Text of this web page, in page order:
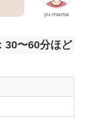
yu-mama
30〜60分ほど